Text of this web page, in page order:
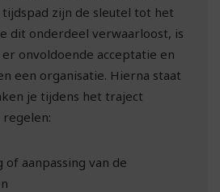
zijn de sleutel tot het
dit onderdeel verwaarloost, is
onvoldoende acceptatie en
een organisatie. Hierna staat
je tijdens het traject
of aanpassing van de